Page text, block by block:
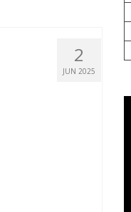
2
JUN 2025